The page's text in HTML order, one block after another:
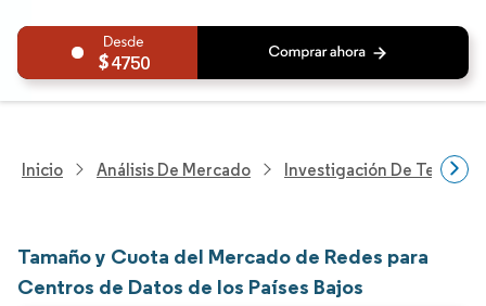
4750
Inicio Análisis De Mercado Investigación De
Tamaño y Cuota del Mercado de Redes para
Centros de Datos de los Países Bajos